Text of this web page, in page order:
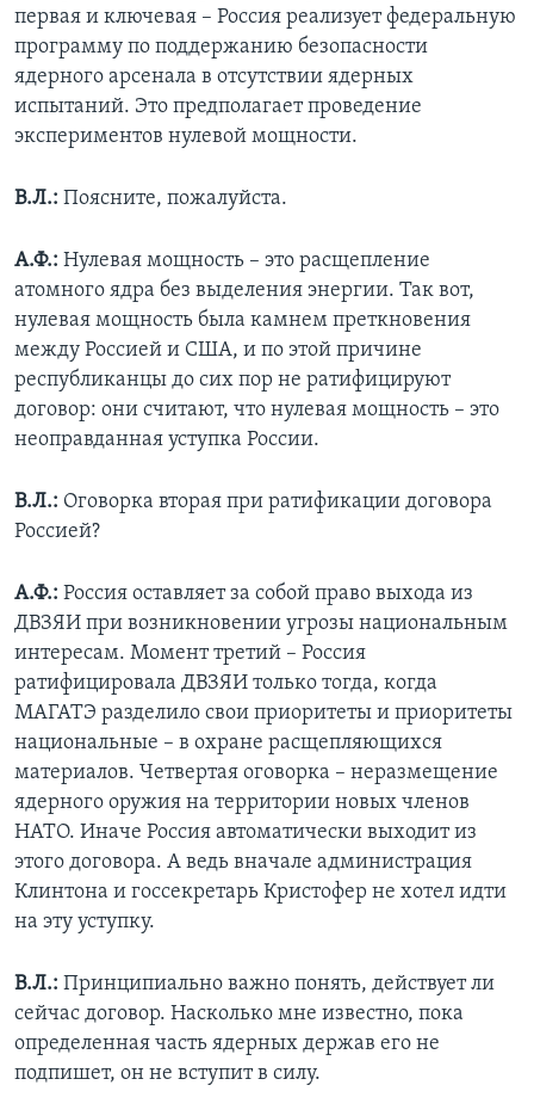
первая и ключевая – Россия реализует федеральную
программу по поддержанию безопасности
ядерного арсенала в отсутствии ядерных
испытаний. Это предполагает проведение
экспериментов нулевой мощности.
В.Л.: Поясните, пожалуйста.
А.Ф.: Нулевая мощность – это расщепление
атомного ядра без выделения энергии. Так вот,
нулевая мощность была камнем преткновения
между Россией и США, и по этой причине
республиканцы до сих пор не ратифицируют
договор: они считают, что нулевая мощность – это
неоправданная уступка России.
В.Л.: Оговорка вторая при ратификации договора
Россией?
А.Ф.: Россия оставляет за собой право выхода из
ДВЗЯИ при возникновении угрозы национальным
интересам. Момент третий – Россия
ратифицировала ДВЗЯИ только тогда, когда
МАГАТЭ разделило свои приоритеты и приоритеты
национальные – в охране расщепляющихся
материалов. Четвертая оговорка – неразмещение
ядерного оружия на территории новых членов
НАТО. Иначе Россия автоматически выходит из
этого договора. А ведь вначале администрация
Клинтона и госсекретарь Кристофер не хотел идти
на эту уступку.
В.Л.: Принципиально важно понять, действует ли
сейчас договор. Насколько мне известно, пока
определенная часть ядерных держав его не
подпишет, он не вступит в силу.